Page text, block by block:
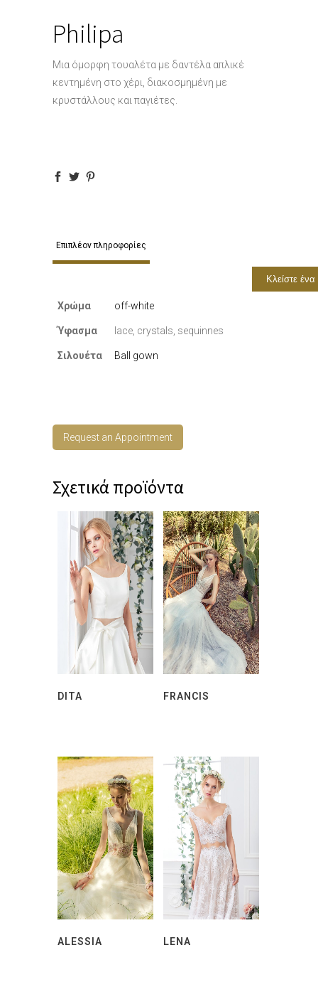
Philipa
Μια όμορφη τουαλέτα με δαντέλα απλικέ
κεντημένη στο χέρι, διακοσμημένη με
κρυστάλλους και παγιέτες.
Επιπλέον πληροφορίες
Χρώμα off-white
Ύφασμα lace, crystals, sequinnes
Σιλουέτα Ball gown
Request an Appointment
Σχετικά προϊόντα
DITA FRANCIS
ALESSIA LENA
Κλείστε